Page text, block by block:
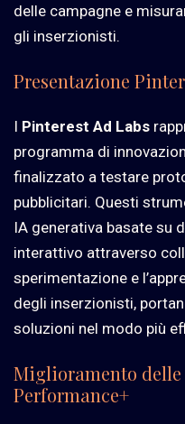
delle campagne e
gli inserzionisti.
Presentazione
I Pinterest Ad Labs
programma di
finalizzato a testare
pubblicitari. Questi
IA generativa basate su
interattivo attraverso
sperimentazione e
degli inserzionisti,
soluzioni nel modo più
Miglioramento delle
Performance+